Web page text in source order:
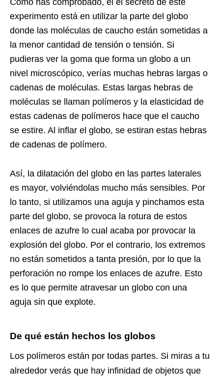
experimento está en utilizar la parte del globo
donde las moléculas de caucho están sometidas a
la menor cantidad de tensión o tensión. Si
pudieras ver la goma que forma un globo a un
nivel microscópico, verías muchas hebras largas o
cadenas de moléculas. Estas largas hebras de
moléculas se llaman polímeros y la elasticidad de
estas cadenas de polímeros hace que el caucho
se estire. Al inflar el globo, se estiran estas hebras
de cadenas de polímero.
Así, la dilatación del globo en las partes laterales
es mayor, volviéndolas mucho más sensibles. Por
lo tanto, si utilizamos una aguja y pinchamos esta
parte del globo, se provoca la rotura de estos
enlaces de azufre lo cual acaba por provocar la
explosión del globo. Por el contrario, los extremos
no están sometidos a tanta presión, por lo que la
perforación no rompe los enlaces de azufre. Esto
es lo que permite atravesar un globo con una
aguja sin que explote.
De qué están hechos los globos
Los polímeros están por todas partes. Si miras a tu
alrededor verás que hay infinidad de objetos que